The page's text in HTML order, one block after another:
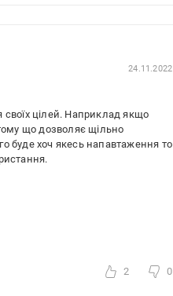
24.11.2022
своїх цілей. Наприклад якщо
що дозволяє щільно
буде хоч якесь напавтаження то
2 0